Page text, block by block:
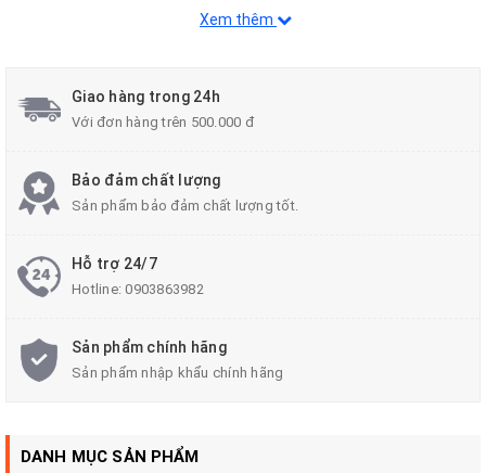
DỄ BÁM MÙI HÔI
điểm đối với không gian nội thất kín trong xe ô tô, khi người lái xe
và hành khách hút thuốc, mùi thức ăn, mùi mồ hôi cơ thể… Việc
Xem thêm
Giao hàng trong 24h
Với đơn hàng trên 500.000 đ
Bảo đảm chất lượng
Sản phẩm bảo đảm chất lượng tốt.
Hỗ trợ 24/7
Hotline:0903863982
Sản phẩm chính hãng
Sản phẩm nhập khẩu chính hãng
DANH MỤC SẢN PHẨM